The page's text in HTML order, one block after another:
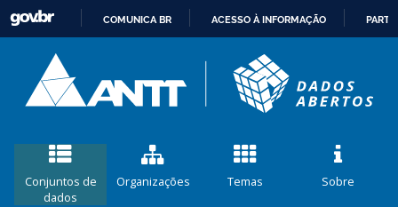
CONTEÚDO
COMUNICA BR ACESSO À INFORMAÇÃO
Conjuntos de
dados
Organizações Temas Sobre